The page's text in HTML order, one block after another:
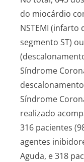
do miocárdio
NSTEMI (infarto
segmento ST)
Síndrome
Síndrome
realizado
316 pacientes
agentes
Aguda, e 318